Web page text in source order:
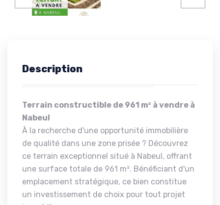
Description
Terrain constructible de 961 m² à vendre à
Nabeul
À la recherche d'une opportunité immobilière
de qualité dans une zone prisée ? Découvrez
ce terrain exceptionnel situé à Nabeul, offrant
une surface totale de 961 m². Bénéficiant d'un
emplacement stratégique, ce bien constitue
un investissement de choix pour tout projet